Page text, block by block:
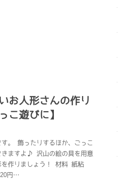
お人形さんの作り
こ遊びに】
。 飾ったりするほか、ごっこ
きますよ♪ 沢山の絵の具を用意
を作りましょう！ 材料 紙粘
円…